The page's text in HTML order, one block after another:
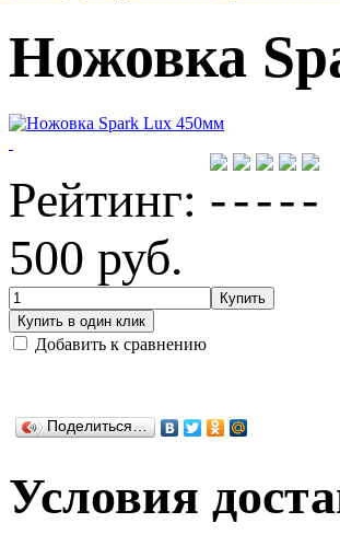
Ножовка
Рейтинг:
500 руб.
Добавить к сравнению
Поделиться…
Условия